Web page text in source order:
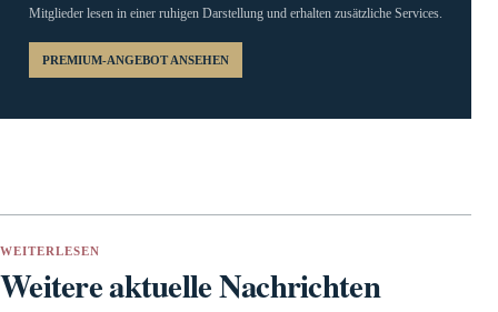
Mitglieder lesen in einer ruhigen Darstellung und erhalten zusätzliche Services.
PREMIUM-ANGEBOT ANSEHEN
WEITERLESEN
Weitere aktuelle Nachrichten